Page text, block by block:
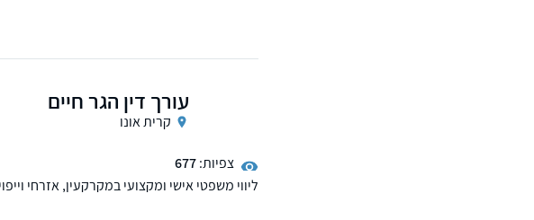
עורך דין הגר חיים
קרית אונו
צפיות:677
ליווי משפטי אישי ומקצועי במקרקעין, אזרחי